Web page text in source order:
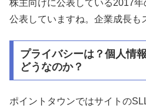
株主向けに公表している2017
公表していますね。企業成長も
プライバシーは？個人情
どうなのか？
ポイントタウンではサイトの